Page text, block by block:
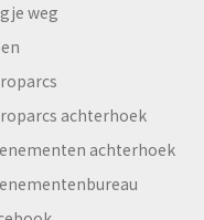
weg
achterhoek
achterhoek